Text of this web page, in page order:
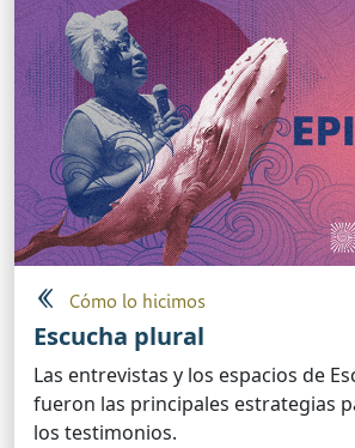
Cómo lo hicimos
Escucha plural
Las entrevistas y los espacios de
fueron las principales estrategias
los testimonios.